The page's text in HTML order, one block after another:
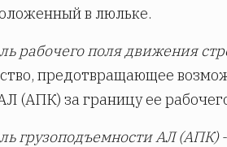
в люльке.
рабочего поля движения
предотвращающее
(АПК) за границу ее
грузоподъемности АЛ (АПК)-